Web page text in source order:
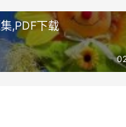
,PDF下载